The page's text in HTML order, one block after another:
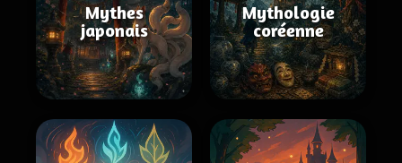
Mythes
japonais
Mythologie
coréenne